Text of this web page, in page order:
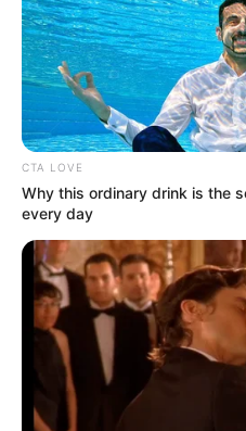
CTA LOVE
Why this ordinary drink is the
every day